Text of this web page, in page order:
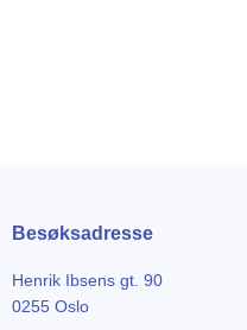
Besøksadresse
Henrik Ibsens gt. 90
0255 Oslo